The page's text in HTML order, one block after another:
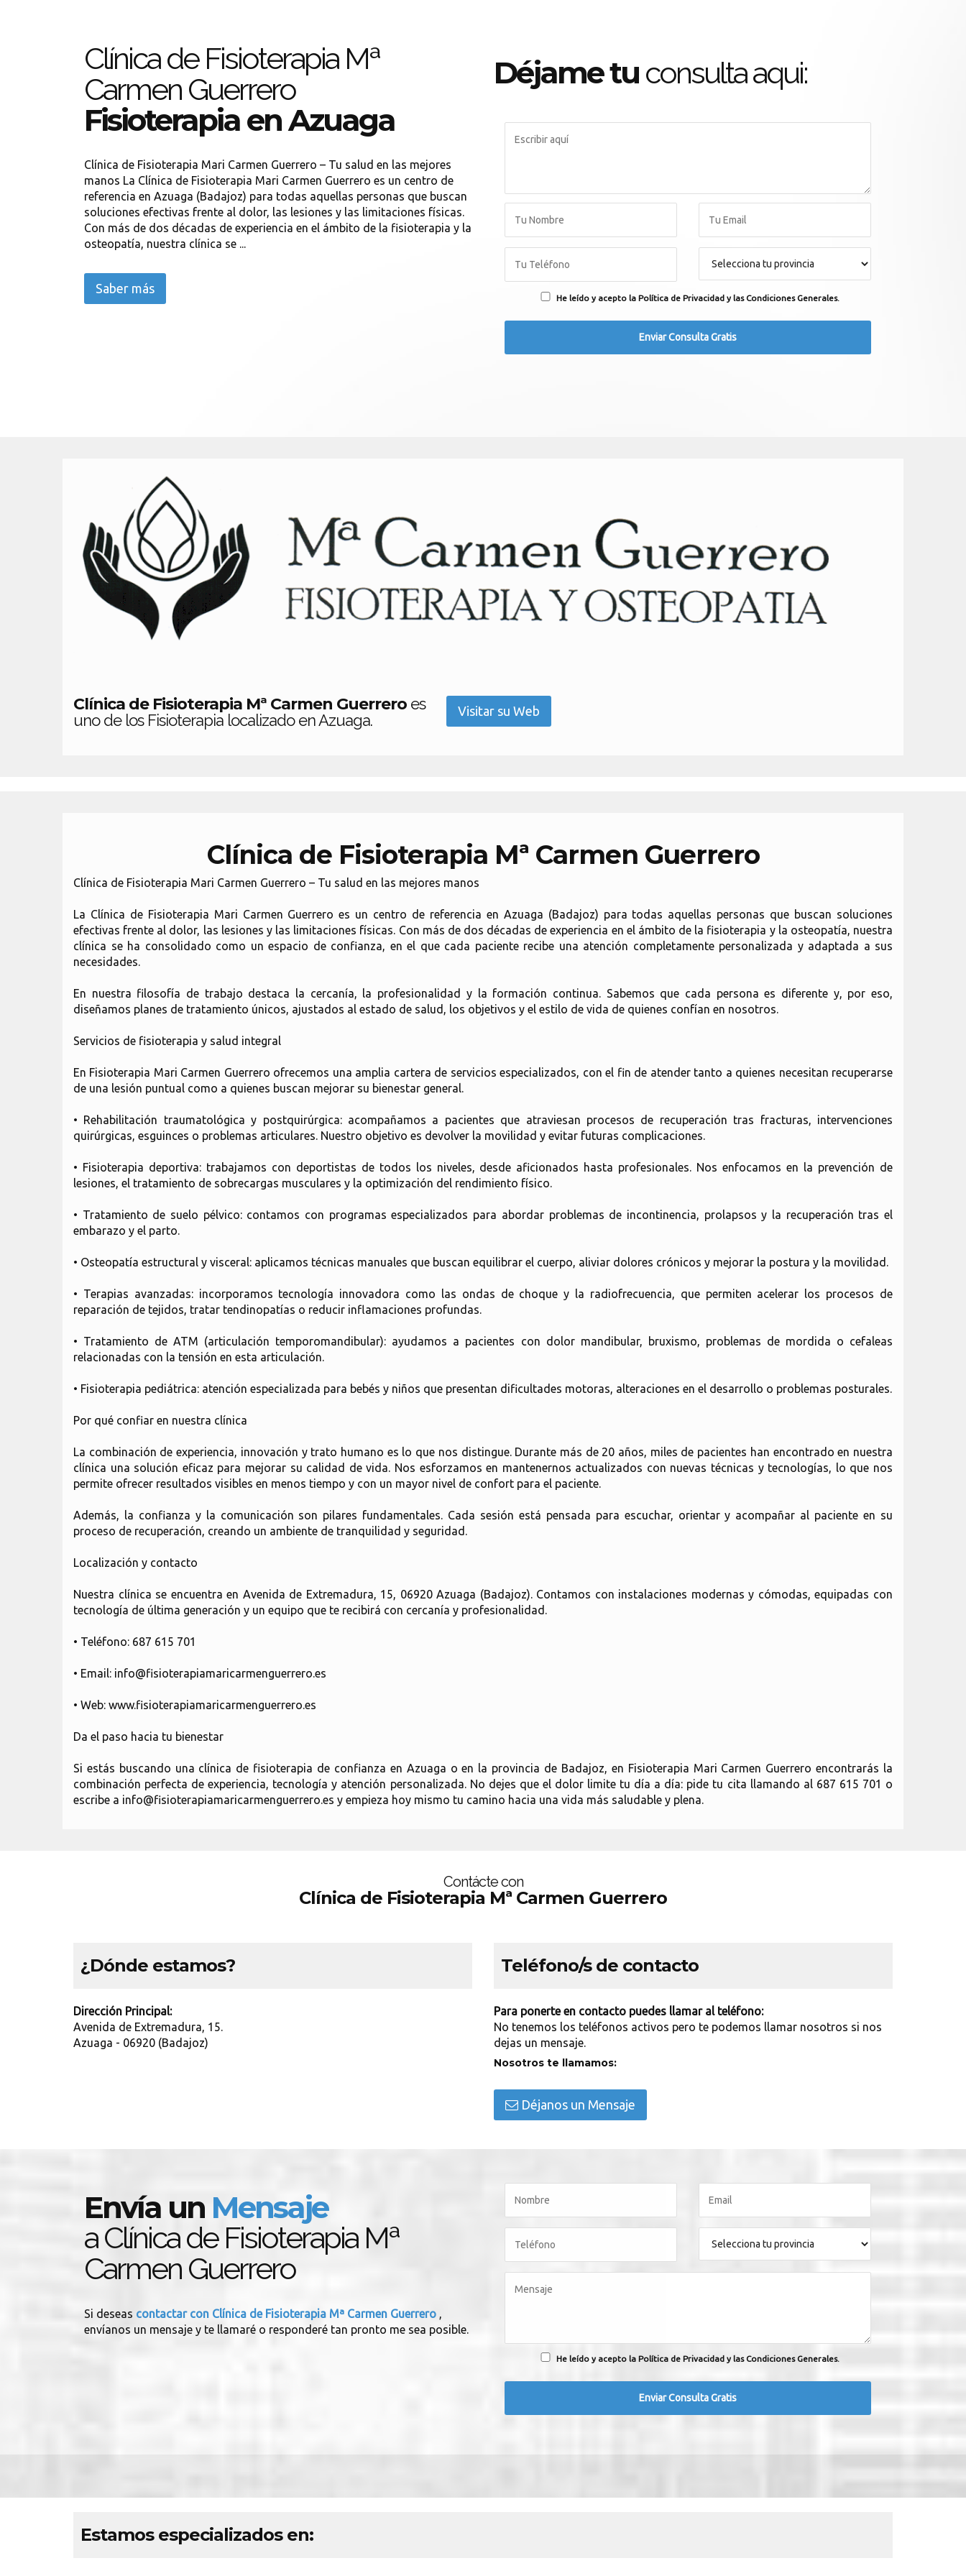
Clínica de Fisioterapia Mª
Carmen Guerrero
Fisioterapia en Azuaga
Clínica de Fisioterapia Mari Carmen Guerrero – Tu salud en las mejores
manos La Clínica de Fisioterapia Mari Carmen Guerrero es un centro de
referencia en Azuaga (Badajoz) para todas aquellas personas que buscan
soluciones efectivas frente al dolor, las lesiones y las limitaciones físicas.
Con más de dos décadas de experiencia en el ámbito de la fisioterapia y la
osteopatía, nuestra clínica se ...
Saber más
Déjame tu consulta aqui:
He leído y acepto la Política de Privacidad y las Condiciones Generales.
Clínica de Fisioterapia Mª Carmen Guerrero es
uno de los Fisioterapia localizado en Azuaga.
Visitar su Web
Clínica de Fisioterapia Mª Carmen Guerrero
Clínica de Fisioterapia Mari Carmen Guerrero – Tu salud en las mejores manos
La Clínica de Fisioterapia Mari Carmen Guerrero es un centro de referencia en Azuaga (Badajoz) para todas aquellas personas que buscan soluciones
efectivas frente al dolor, las lesiones y las limitaciones físicas. Con más de dos décadas de experiencia en el ámbito de la fisioterapia y la osteopatía, nuestra
clínica se ha consolidado como un espacio de confianza, en el que cada paciente recibe una atención completamente personalizada y adaptada a sus
necesidades.
En nuestra filosofía de trabajo destaca la cercanía, la profesionalidad y la formación continua. Sabemos que cada persona es diferente y, por eso,
diseñamos planes de tratamiento únicos, ajustados al estado de salud, los objetivos y el estilo de vida de quienes confían en nosotros.
Servicios de fisioterapia y salud integral
En Fisioterapia Mari Carmen Guerrero ofrecemos una amplia cartera de servicios especializados, con el fin de atender tanto a quienes necesitan recuperarse
de una lesión puntual como a quienes buscan mejorar su bienestar general.
• Rehabilitación traumatológica y postquirúrgica: acompañamos a pacientes que atraviesan procesos de recuperación tras fracturas, intervenciones
quirúrgicas, esguinces o problemas articulares. Nuestro objetivo es devolver la movilidad y evitar futuras complicaciones.
• Fisioterapia deportiva: trabajamos con deportistas de todos los niveles, desde aficionados hasta profesionales. Nos enfocamos en la prevención de
lesiones, el tratamiento de sobrecargas musculares y la optimización del rendimiento físico.
• Tratamiento de suelo pélvico: contamos con programas especializados para abordar problemas de incontinencia, prolapsos y la recuperación tras el
embarazo y el parto.
• Osteopatía estructural y visceral: aplicamos técnicas manuales que buscan equilibrar el cuerpo, aliviar dolores crónicos y mejorar la postura y la movilidad.
• Terapias avanzadas: incorporamos tecnología innovadora como las ondas de choque y la radiofrecuencia, que permiten acelerar los procesos de
reparación de tejidos, tratar tendinopatías o reducir inflamaciones profundas.
• Tratamiento de ATM (articulación temporomandibular): ayudamos a pacientes con dolor mandibular, bruxismo, problemas de mordida o cefaleas
relacionadas con la tensión en esta articulación.
• Fisioterapia pediátrica: atención especializada para bebés y niños que presentan dificultades motoras, alteraciones en el desarrollo o problemas posturales.
Por qué confiar en nuestra clínica
La combinación de experiencia, innovación y trato humano es lo que nos distingue. Durante más de 20 años, miles de pacientes han encontrado en nuestra
clínica una solución eficaz para mejorar su calidad de vida. Nos esforzamos en mantenernos actualizados con nuevas técnicas y tecnologías, lo que nos
permite ofrecer resultados visibles en menos tiempo y con un mayor nivel de confort para el paciente.
Además, la confianza y la comunicación son pilares fundamentales. Cada sesión está pensada para escuchar, orientar y acompañar al paciente en su
proceso de recuperación, creando un ambiente de tranquilidad y seguridad.
Localización y contacto
Nuestra clínica se encuentra en Avenida de Extremadura, 15, 06920 Azuaga (Badajoz). Contamos con instalaciones modernas y cómodas, equipadas con
tecnología de última generación y un equipo que te recibirá con cercanía y profesionalidad.
• Teléfono: 687 615 701
• Email: info@fisioterapiamaricarmenguerrero.es
• Web: www.fisioterapiamaricarmenguerrero.es
Da el paso hacia tu bienestar
Si estás buscando una clínica de fisioterapia de confianza en Azuaga o en la provincia de Badajoz, en Fisioterapia Mari Carmen Guerrero encontrarás la
combinación perfecta de experiencia, tecnología y atención personalizada. No dejes que el dolor limite tu día a día: pide tu cita llamando al 687 615 701 o
escribe a info@fisioterapiamaricarmenguerrero.es y empieza hoy mismo tu camino hacia una vida más saludable y plena.
Contácte con
Clínica de Fisioterapia Mª Carmen Guerrero
¿Dónde estamos?
Dirección Principal:
Avenida de Extremadura, 15.
Azuaga - 06920 (Badajoz)
Teléfono/s de contacto
Para ponerte en contacto puedes llamar al teléfono:
No tenemos los teléfonos activos pero te podemos llamar nosotros si nos
dejas un mensaje.
Nosotros te llamamos:
Déjanos un Mensaje
Envía un Mensaje
a Clínica de Fisioterapia Mª
Carmen Guerrero
Si deseas contactar con Clínica de Fisioterapia Mª Carmen Guerrero ,
envíanos un mensaje y te llamaré o responderé tan pronto me sea posible.
He leído y acepto la Política de Privacidad y las Condiciones Generales.
Estamos especializados en: